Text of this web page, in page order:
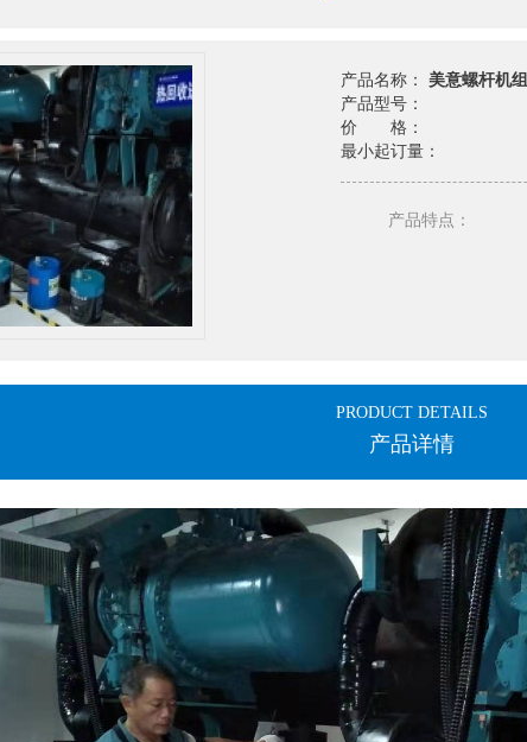
产品名称：美意螺杆机
产品型号：
价 格：
最小起订量：
产品特点：
PRODUCT DETAILS
产品详情